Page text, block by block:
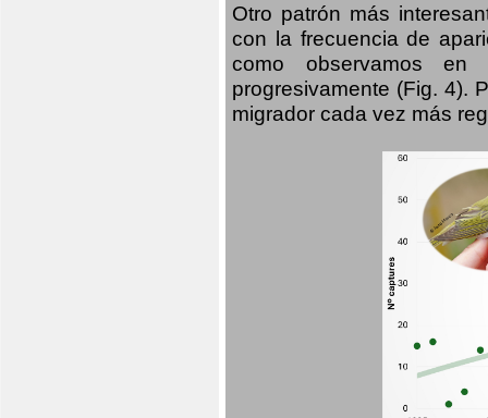
Otro patrón más
con la frecuencia de
como observamos en
progresivamente (Fig. 4).
migrador cada vez más